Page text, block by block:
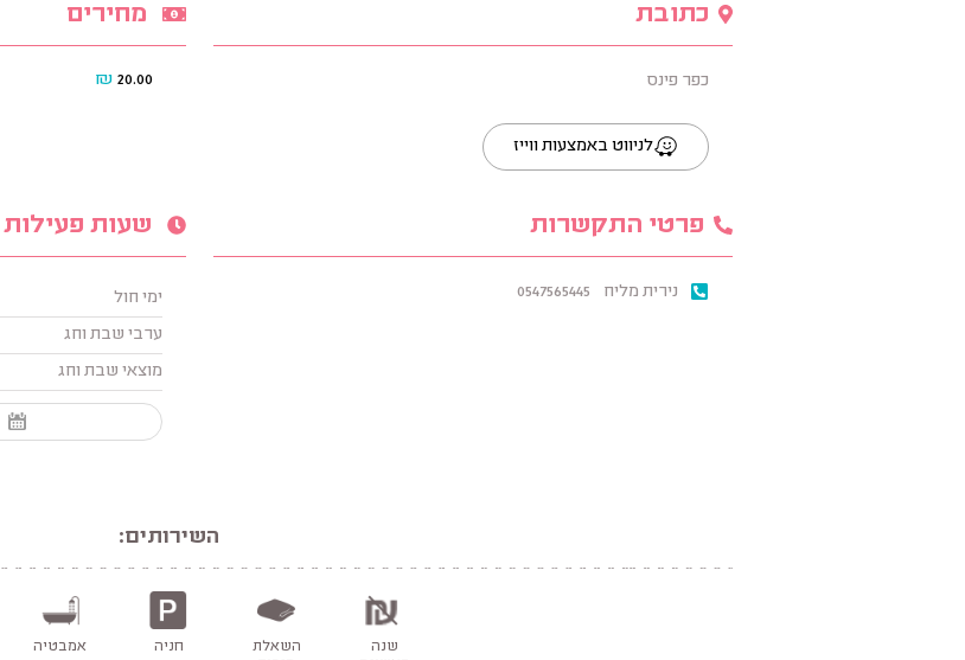
כתובת
כפר פינס
לניווט באמצעות ווייז
מחירים
20.00
₪
פרטי התקשרות
נירית מליח 0547565445
שעות פעילות
ימי חול
ערבי שבת וחג
מוצאי שבת וחג
השירותים:
שנה
השאלת
חניה אמבטיה